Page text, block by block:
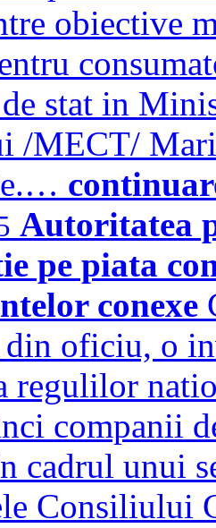
obiective
de stat in
/MECT/
Autoritatea
pe piata
conexe
din oficiu, o
regulilor
companii
cadrul unui